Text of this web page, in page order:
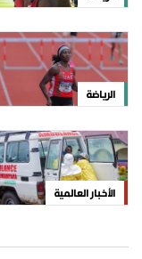
الرياضة
الأخبار العالمية